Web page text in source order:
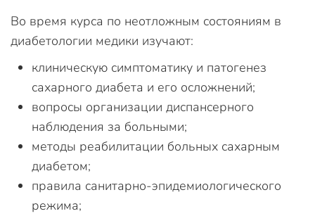
Во время курса по неотложным состояниям в
диабетологии медики изучают:
клиническую симптоматику и патогенез
сахарного диабета и его осложнений;
вопросы организации диспансерного
наблюдения за больными;
методы реабилитации больных сахарным
диабетом;
правила санитарно-эпидемиологического
режима;